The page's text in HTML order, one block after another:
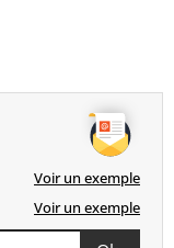
Voir un exemple
Voir un exemple